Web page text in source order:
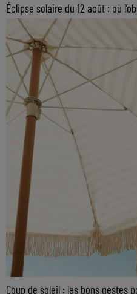
Éclipse solaire du 12 août : où
Coup de soleil : les bons gestes